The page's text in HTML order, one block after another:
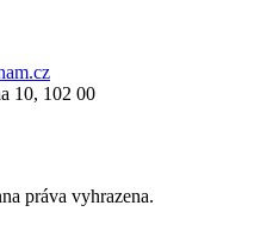
10, 102 00
práva vyhrazena.